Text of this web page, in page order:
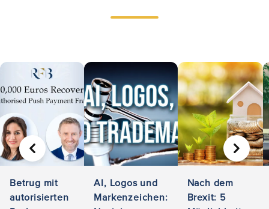
Betrug mit
autorisierten
AI, Logos und
Markenzeichen:
Nach dem
Brexit: 5
VORHERIGE WEITER